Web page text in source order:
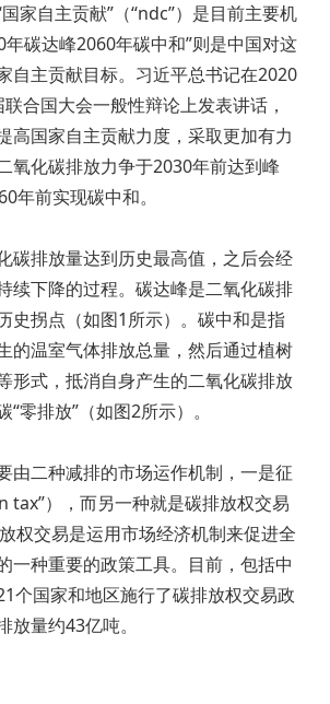
家自主贡献”（“ndc”）是目前主要机
年碳达峰2060年碳中和”则是中国对这
自主贡献目标。习近平总书记在2020
合国大会一般性辩论上发表讲话，
高国家自主贡献力度，采取更加有力
氧化碳排放力争于2030年前达到峰
年前实现碳中和。
碳排放量达到历史最高值，之后会经
续下降的过程。碳达峰是二氧化碳排
史拐点（如图1所示）。碳中和是指
的温室气体排放总量，然后通过植树
形式，抵消自身产生的二氧化碳排放
零排放”（如图2所示）。
由二种减排的市场运作机制，一是征
tax”），而另一种就是碳排放权交易
放权交易是运用市场经济机制来促进全
一种重要的政策工具。目前，包括中
个国家和地区施行了碳排放权交易政
放量约43亿吨。